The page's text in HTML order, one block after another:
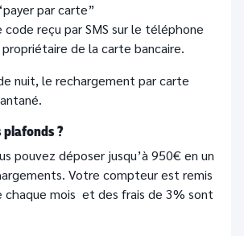
par carte”
code reçu par SMS sur le téléphone
de la carte bancaire.
nuit, le rechargement par carte
plafonds ?
pouvez déposer jusqu’à 950€ en un
Votre compteur est remis
chaque mois et des frais de 3% sont